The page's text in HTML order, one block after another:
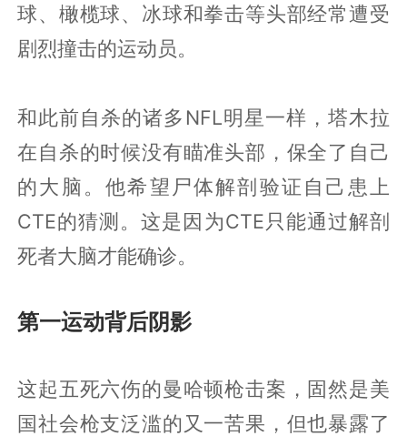
球、橄榄球、冰球和拳击等头部经常遭受
剧烈撞击的运动员。
和此前自杀的诸多NFL明星一样，塔木拉
在自杀的时候没有瞄准头部，保全了自己
的大脑。他希望尸体解剖验证自己患上
CTE的猜测。这是因为CTE只能通过解剖
死者大脑才能确诊。
第一运动背后阴影
这起五死六伤的曼哈顿枪击案，固然是美
国社会枪支泛滥的又一苦果，但也暴露了